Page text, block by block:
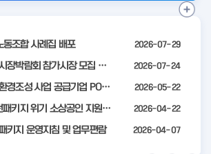
동조합 사례집 배포 2026-07-29
2026년 전국우수시장박람회 참가시장 모집 공고 2026-07-24
2026년 클린제조환경조성 사업 공급기업 POOL 안내 2026-05-22
「2026년 희망리턴패키지 위기 소상공인 지원」모집 통합 2차 수정 공고 2026-04-22
키지 운영지침 및 업무편람 2026-04-07
공